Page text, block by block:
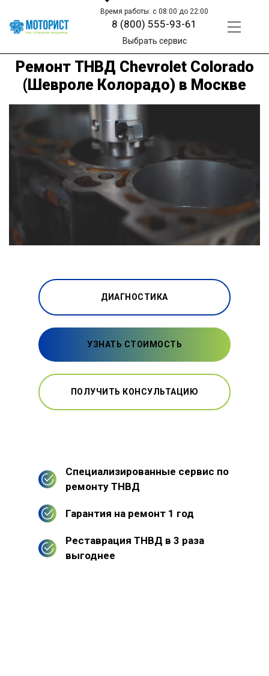
Время работы: с 08:00 до 22:00
8 (800) 555-93-61
Выбрать сервис
Ремонт ТНВД Chevrolet Colorado
(Шевроле Колорадо) в Москве
ДИАГНОСТИКА
УЗНАТЬ СТОИМОСТЬ
ПОЛУЧИТЬ КОНСУЛЬТАЦИЮ
Специализированные сервис по
ремонту ТНВД
Гарантия на ремонт 1 год
Реставрация ТНВД в 3 раза
выгоднее